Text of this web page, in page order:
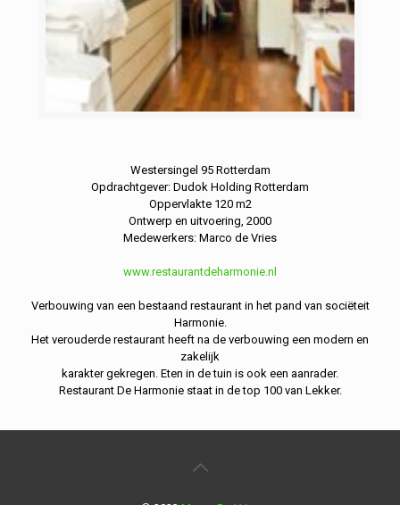
Westersingel 95 Rotterdam
Opdrachtgever: Dudok Holding Rotterdam
Oppervlakte 120 m2
Ontwerp en uitvoering, 2000
Medewerkers: Marco de Vries
www.restaurantdeharmonie.nl
Verbouwing van een bestaand restaurant in het pand van sociëteit
Harmonie.
Het verouderde restaurant heeft na de verbouwing een modern en
zakelijk
karakter gekregen. Eten in de tuin is ook een aanrader.
Restaurant De Harmonie staat in de top 100 van Lekker.